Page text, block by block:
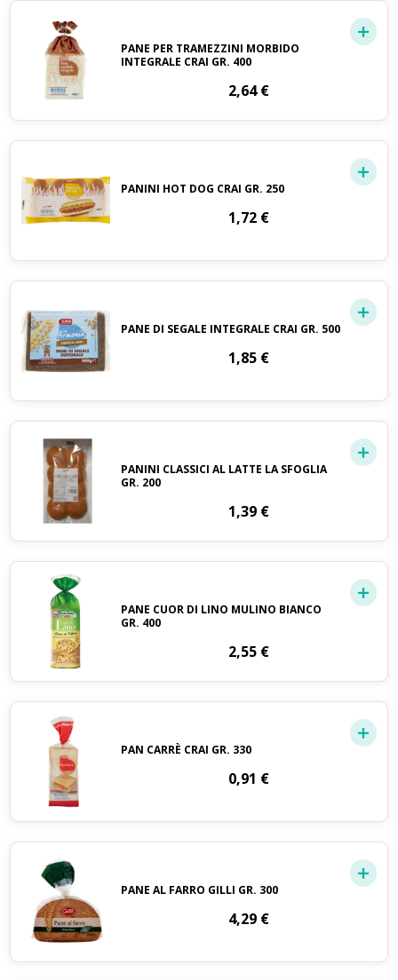
PANE PER TRAMEZZINI MORBIDO
INTEGRALE CRAI GR. 400
2,64€
PANINI HOT DOG CRAI GR. 250
1,72 €
PANE DI SEGALE INTEGRALE CRAI GR. 500
1,85 €
PANINI CLASSICI AL LATTE LA SFOGLIA
GR. 200
1,39 €
PANE CUOR DI LINO MULINO BIANCO
GR. 400
2,55 €
PAN CARRÈ CRAI GR. 330
0,91 €
PANE AL FARRO GILLI GR. 300
4,29 €